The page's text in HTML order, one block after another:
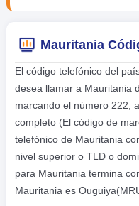
Mauritania
El código telefónico del
desea llamar a Mauritania
marcando el número 222,
completo (El código de
telefónico de Mauritania
nivel superior o TLD o
para Mauritania termina
Mauritania es